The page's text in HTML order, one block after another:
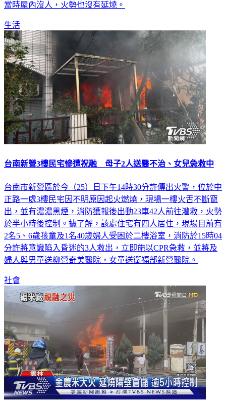
當時屋內沒人，火勢也沒有延燒。
生活
台南新營3樓民宅慘遭祝融 母子2人送醫不治、女兒急救中
台南市新營區於今（25）日下午14時30分許傳出火警，位於中
正路一處3樓民宅因不明原因起火燃燒，現場一樓火舌不斷竄
出，並有濃濃黑煙，消防獲報後出動23車42人前往灌救，火勢
於半小時後控制。據了解，該處住宅有四人居住，現場目前有
2名5、6歲孩童及1名40歲婦人受困於二樓浴室，消防於15時04
分許將意識陷入昏迷的3人救出，立即施以CPR急救，並將及
婦人與男童送柳營奇美醫院，女童送衛福部新營醫院。
社會